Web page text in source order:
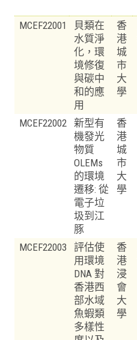
MCEF22001
貝類在
水質淨
化，環
境修復
與碳中
和的應
用
香
港
城
市
大
學
MCEF22002 新型有
機發光
物質
OLEMs
的環境
遷移: 從
電子垃
圾到江
豚
香
港
城
市
大
學
MCEF22003
評估使
用環境
DNA 對
香港西
部水域
魚蝦類
多樣性
香
港
浸
會
大
學